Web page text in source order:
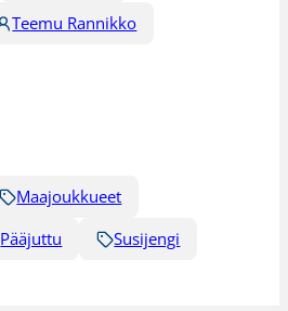
Teemu Rannikko
Maajoukkueet
Pääjuttu Susijengi